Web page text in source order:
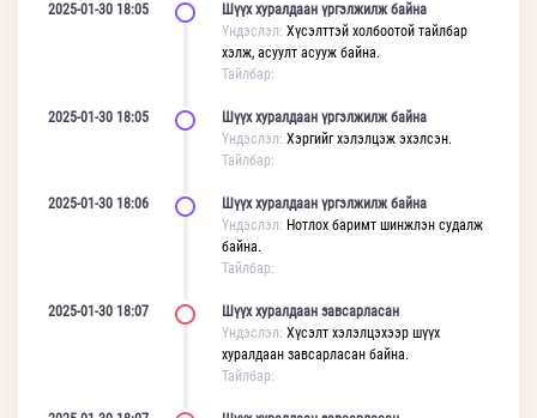
2025-01-30 18:05
Шүүх хуралдаан үргэлжилж байна
Үндэслэл: Хүсэлттэй холбоотой тайлбар
хэлж, асуулт асууж байна.
Тайлбар:
2025-01-30 18:05
Шүүх хуралдаан үргэлжилж байна
Үндэслэл: Хэргийг хэлэлцэж эхэлсэн.
Тайлбар:
2025-01-30 18:06
Шүүх хуралдаан үргэлжилж байна
Үндэслэл: Нотлох баримт шинжлэн судалж
байна.
Тайлбар:
2025-01-30 18:07
Шүүх хуралдаан завсарласан
Үндэслэл: Хүсэлт хэлэлцэхээр шүүх
хуралдаан завсарласан байна.
Тайлбар: